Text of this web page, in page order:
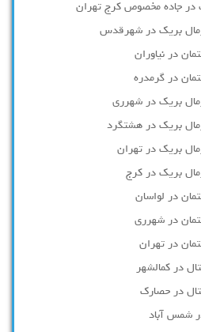
در جاده مخصوص کرج تهران
بریک در شهرقدس
در نیاوران
در گرمدره
بریک در شهرری
بریک در هشتگرد
بریک در تهران
بریک در کرج
در لواسان
در شهرری
در تهران
در کمالشهر
در حصارك
شمس آباد